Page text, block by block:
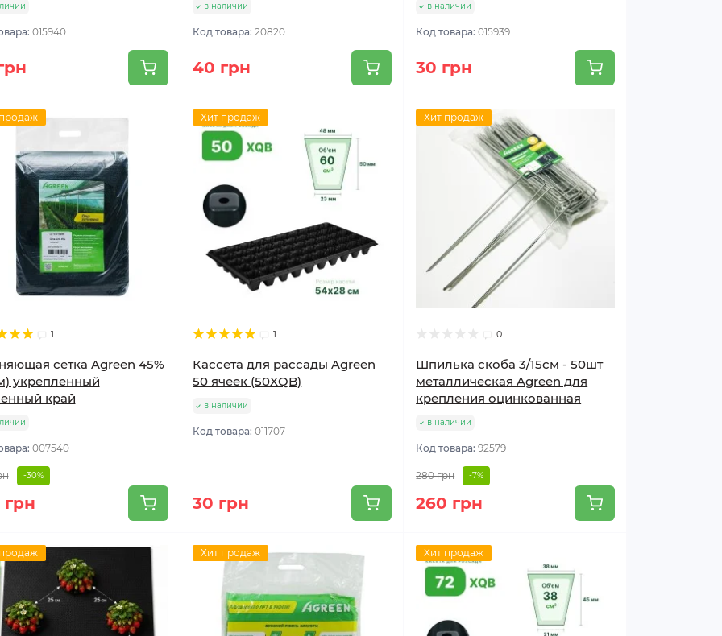
015940
в наличии
Код товара:20820
40 грн
в наличии
Код товара:015939
30 грн
1
сетка Agreen 45%
укрепленный
край
007540
-30%
грн
Хит продаж
1
Кассета для рассады Agreen
50 ячеек (50XQB)
в наличии
Код товара:011707
30 грн
Хит продаж
0
Шпилька скоба 3/15см - 50шт
металлическая Agreen для
крепления оцинкованная
в наличии
Код товара:92579
280 грн -7%
260 грн
Хит продаж Хит продаж